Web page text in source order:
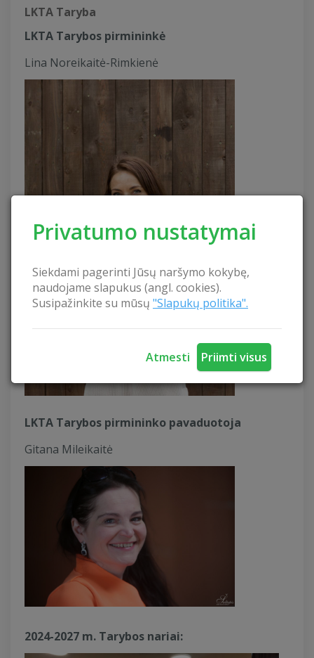
Privatumo nustatymai
Siekdami pagerinti Jūsų naršymo kokybę,
naudojame slapukus (angl. cookies).
Susipažinkite su mūsų "Slapukų politika".
Atmesti Priimti visus
LKTA Taryba
LKTA Tarybos pirmininkė
Lina Noreikaitė-Rimkienė
LKTA Tarybos pirmininko pavaduotoja
Gitana Mileikaitė
2024-2027 m. Tarybos nariai: